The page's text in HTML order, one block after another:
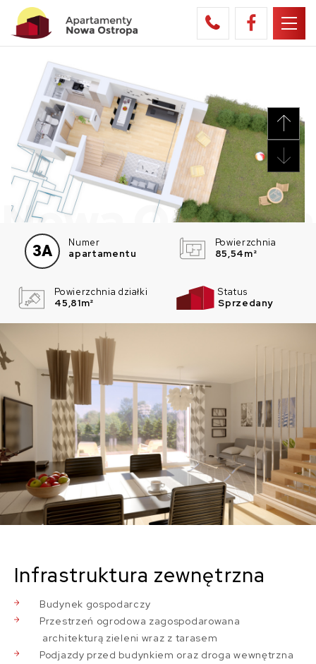
Nowa Ostropa
3A
Numer
apartamentu
Powierzchnia
85,54m²
Powierzchnia działki
45,81m²
Status
Sprzedany
Infrastruktura zewnętrzna
Budynek gospodarczy
Przestrzeń ogrodowa zagospodarowana
architekturą zieleni wraz z tarasem
Podjazdy przed budynkiem oraz droga wewnętrzna